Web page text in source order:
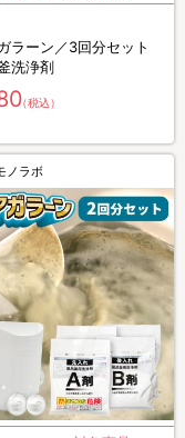
ラーン／3回分セット
洗浄剤
（税込）
ノラボ